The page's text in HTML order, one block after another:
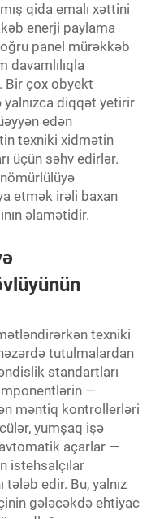
qida emalı xəttini
enerji paylama
panel mürəkkəb
davamlılıqla
Bir çox obyekt
diqqət yetirir
edən
texniki xidmətin
üçün səhv edirlər.
etmək irəli baxan
əlamətidir.
texniki
tutulmalardan
standartları
—
məntiq kontrollerləri
yumşaq işə
açarlar —
istehsalçılar
edir. Bu, yalnız
gələcəkdə ehtiyac